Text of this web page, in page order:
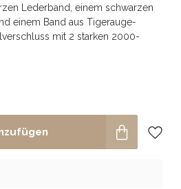
Lederband, einem schwarzen
einem Band aus Tigerauge-
mit 2 starken 2000-